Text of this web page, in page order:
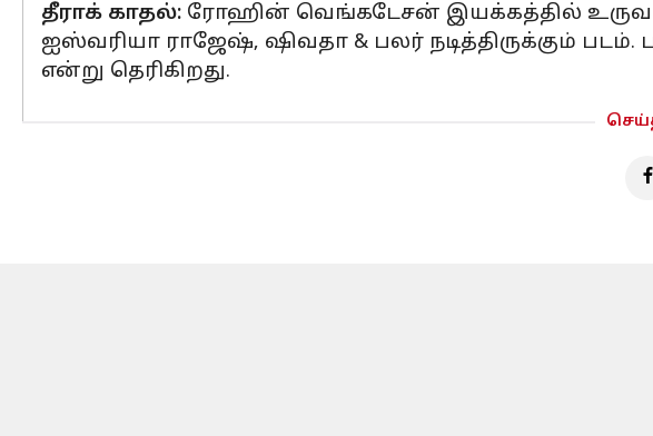
தீராக் காதல்: ரோஹின் வெங்கடேசன் இயக்கத்தில்
ஐஸ்வரியா ராஜேஷ், ஷிவதா & பலர் நடித்திருக்கும்
என்று தெரிகிறது.